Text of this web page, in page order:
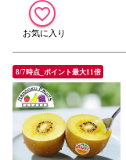
8/7時点_ポイント最大11倍